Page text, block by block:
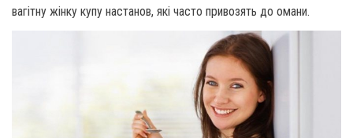
вагітну жінку купу настанов, які часто привозять до омани.